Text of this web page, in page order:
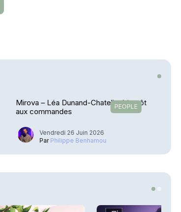
PEOPLE
Mirova – Léa Dunand-Chatellet bientôt
aux commandes
Vendredi 26 Juin 2026
Par Philippe Benhamou